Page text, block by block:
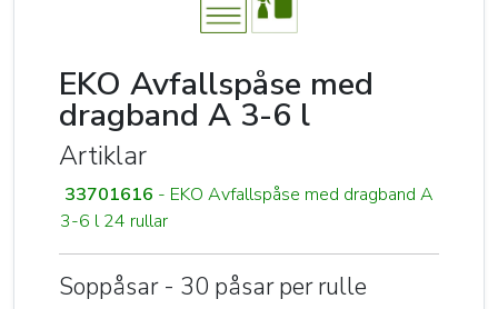
EKO Avfallspåse med
dragband A 3-6 l
Artiklar
33701616 - EKO Avfallspåse med dragband A
3-6 l 24 rullar
Soppåsar - 30 påsar per rulle